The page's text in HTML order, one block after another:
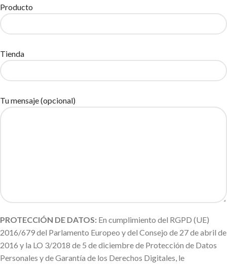
Producto
Tienda
Tu mensaje (opcional)
PROTECCIÓN DE DATOS: En cumplimiento del RGPD (UE)
2016/679 del Parlamento Europeo y del Consejo de 27 de abril de
2016 y la LO 3/2018 de 5 de diciembre de Protección de Datos
Personales y de Garantía de los Derechos Digitales, le